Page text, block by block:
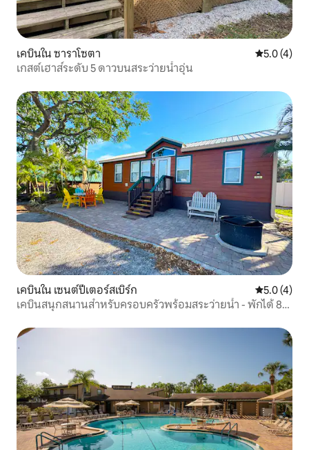
เคบินใน ซาราโซตา คะแนนเฉลี่
5.0 (4)
เกสต์เฮาส์ระดับ 5 ดาวบนสระว่ายน้ำอุ่น
เคบินใน เซนต์ปีเตอร์สเบิร์ก คะแนนเฉลี่
5.0 (4)
เคบินสนุกสนานสำหรับครอบครัวพร้อมสระว่ายน้ำ - พักได้ 8